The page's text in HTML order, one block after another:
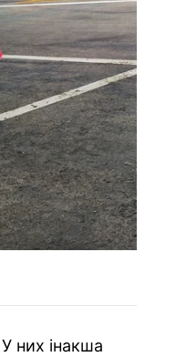
них інакша